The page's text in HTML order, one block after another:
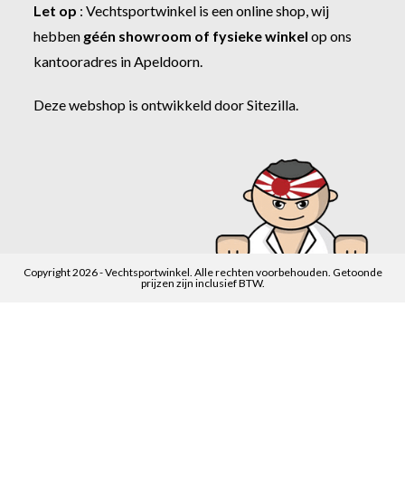
Let op :Vechtsportwinkel is een online shop, wij
hebben géén showroom of fysieke winkel op ons
kantooradres in Apeldoorn.
Deze webshop is ontwikkeld doorSitezilla.
Copyright 2026 - Vechtsportwinkel. Alle rechten voorbehouden. Getoonde
prijzen zijn inclusief BTW.